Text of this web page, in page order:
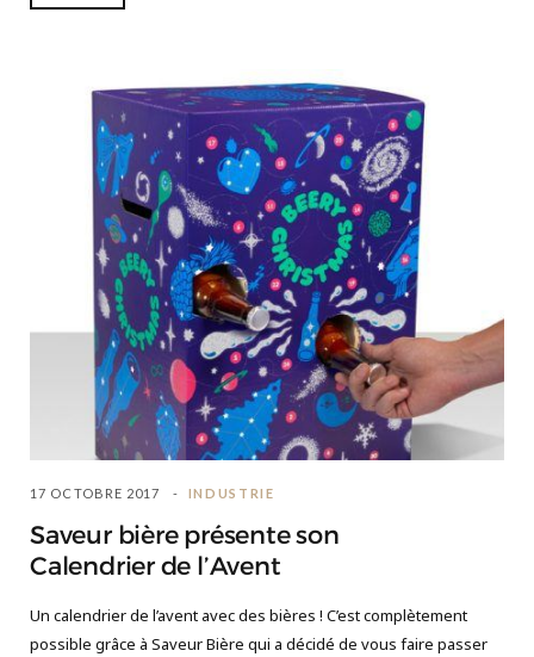
17 OCTOBRE 2017 INDUSTRIE
Saveur bière présente son
Calendrier de l’Avent
Un calendrier de l’avent avec des bières ! C’est complètement
possible grâce à Saveur Bière qui a décidé de vous faire passer